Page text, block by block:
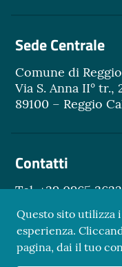
Sede Centrale
Comune di
Via S. Anna II° tr.,
89100 – Reggio
Contatti
Tel. +39 0965
Questo sito utilizza
esperienza.
pagina, dai il tuo